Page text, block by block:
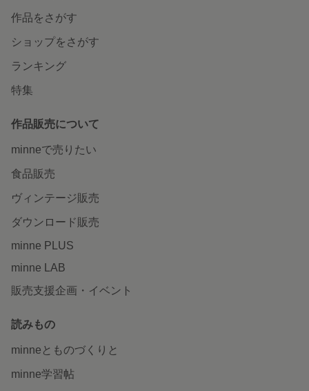
作品をさがす
ショップをさがす
ランキング
特集
作品販売について
minneで売りたい
食品販売
ヴィンテージ販売
ダウンロード販売
minne PLUS
minne LAB
販売支援企画・イベント
読みもの
minneとものづくりと
minne学習帖